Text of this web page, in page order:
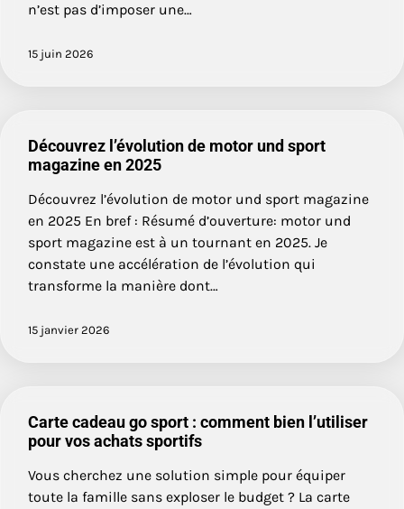
n’est pas d’imposer une…
15 juin 2026
Découvrez l’évolution de motor und sport
magazine en 2025
Découvrez l’évolution de motor und sport magazine
en 2025 En bref : Résumé d’ouverture: motor und
sport magazine est à un tournant en 2025. Je
constate une accélération de l’évolution qui
transforme la manière dont…
15 janvier 2026
Carte cadeau go sport : comment bien l’utiliser
pour vos achats sportifs
Vous cherchez une solution simple pour équiper
toute la famille sans exploser le budget ? La carte